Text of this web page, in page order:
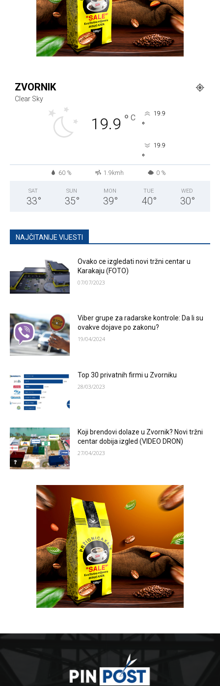
ZVORNIK
Clear Sky
19.9 ° C 19.9
°
19.9
°
60 % 1.9kmh 0 %
SAT
33°
SUN
35°
MON
39°
TUE
40°
WED
30°
NAJČITANIJE VIJESTI
Ovako ce izgledati novi tržni centar u
Karakaju (FOTO)
07/07/2023
Viber grupe za radarske kontrole: Da li su
ovakve dojave po zakonu?
19/04/2024
Top 30 privatnih firmi u Zvorniku
28/03/2023
Koji brendovi dolaze u Zvornik? Novi tržni
centar dobija izgled (VIDEO DRON)
27/04/2023